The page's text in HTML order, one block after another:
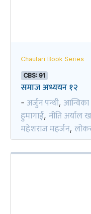
Chautari Book Series
CBS: 91
समाज अध्ययन १२
- अर्जुन पन्थी, आन्विका
हुमागाईं, नीति अर्याल
महेशराज महर्जन,